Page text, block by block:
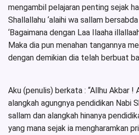
mengambil pelajaran penting sejak
Shallallahu ‘alaihi wa sallam
‘Bagaimana dengan Laa Ilaaha
Maka dia pun menahan tangannya
dengan demikian dia telah berbuat
Aku (penulis) berkata : “Allhu Akbar !
alangkah agungnya pendidikan Nabi
sallam dan alangkah hinanya
yang mana sejak ia mengharamkan